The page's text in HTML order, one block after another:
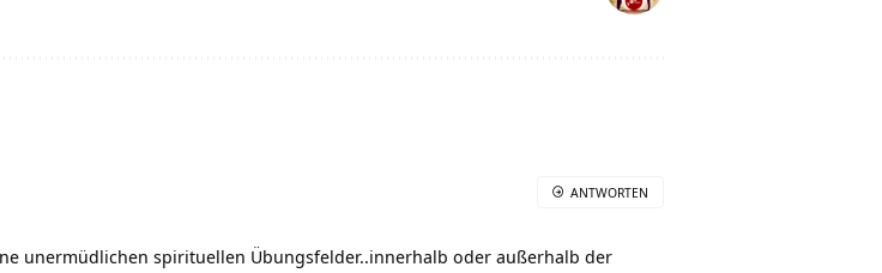
unermüdlichen spirituellen Übungsfelder..innerhalb oder außerhalb der
ANTWORTEN